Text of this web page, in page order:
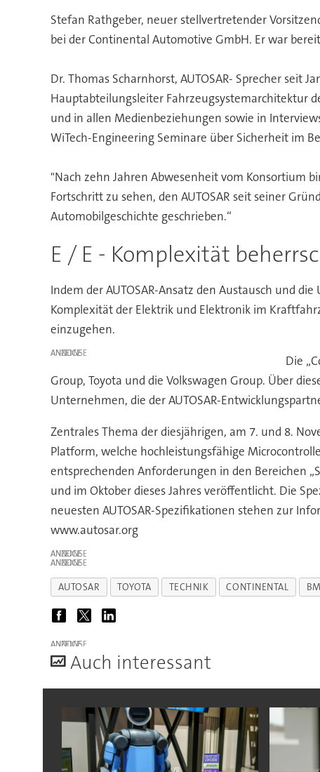
Stefan Rathgeber, neuer stellvertretender
bei der Continental Automotive GmbH. Er war
Dr. Thomas Scharnhorst, AUTOSAR- Sprecher
Hauptabteilungsleiter Fahrzeugsystemarchitektur
und in allen Medienbeziehungen sowie in
WiTech-Engineering Seminare über Sicherheit im
"Nach zehn Jahren Abwesenheit vom Konsortium
Fortschritt zu sehen, den AUTOSAR seit seiner
Automobilgeschichte geschrieben.“
E / E - Komplexität
Indem der AUTOSAR-Ansatz den Austausch und
Komplexität der Elektrik und Elektronik im
einzugehen.
ANZEIGE
Die
Group, Toyota und die Volkswagen Group. Über
Unternehmen, die der AUTOSAR-
Zentrales Thema der diesjährigen, am 7. und 8.
Platform, welche hochleistungsfähige
entsprechenden Anforderungen in den Bereichen
und im Oktober dieses Jahres veröffentlicht. Die
neuesten AUTOSAR-Spezifikationen stehen zur
www.autosar.org
ANZEIGE
ANZEIGE
AUTOSAR TOYOTA TECHNIK CONTINENTAL
ANZEIGE
Auch interessant